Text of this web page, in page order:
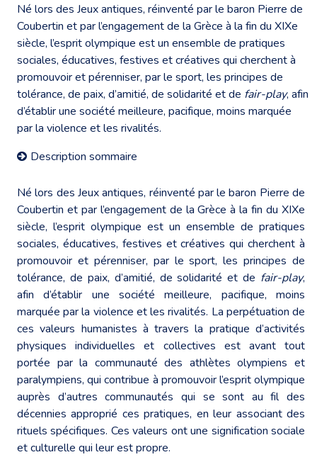
Né lors des Jeux antiques, réinventé par le baron Pierre de
Coubertin et par l’engagement de la Grèce à la fin du XIXe
siècle, l’esprit olympique est un ensemble de pratiques
sociales, éducatives, festives et créatives qui cherchent à
promouvoir et pérenniser, par le sport, les principes de
tolérance, de paix, d’amitié, de solidarité et de fair-play, afin
d’établir une société meilleure, pacifique, moins marquée
par la violence et les rivalités.
Description sommaire
Né lors des Jeux antiques, réinventé par le baron Pierre de
Coubertin et par l’engagement de la Grèce à la fin du XIXe
siècle, l’esprit olympique est un ensemble de pratiques
sociales, éducatives, festives et créatives qui cherchent à
promouvoir et pérenniser, par le sport, les principes de
tolérance, de paix, d’amitié, de solidarité et de fair-play,
afin d’établir une société meilleure, pacifique, moins
marquée par la violence et les rivalités. La perpétuation de
ces valeurs humanistes à travers la pratique d’activités
physiques individuelles et collectives est avant tout
portée par la communauté des athlètes olympiens et
paralympiens, qui contribue à promouvoir l’esprit olympique
auprès d’autres communautés qui se sont au fil des
décennies approprié ces pratiques, en leur associant des
rituels spécifiques. Ces valeurs ont une signification sociale
et culturelle qui leur est propre.